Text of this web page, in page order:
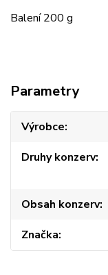
Balení 200 g
Parametry
Výrobce
Druhy konzerv
Obsah konzerv
Značka